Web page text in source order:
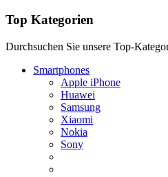
Top Kategorien
Durchsuchen Sie unsere Top-
Smartphones
Apple iPhone
Huawei
Samsung
Xiaomi
Nokia
Sony